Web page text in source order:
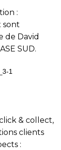
:
sont
de David
SUD.
& collect,
clients
: